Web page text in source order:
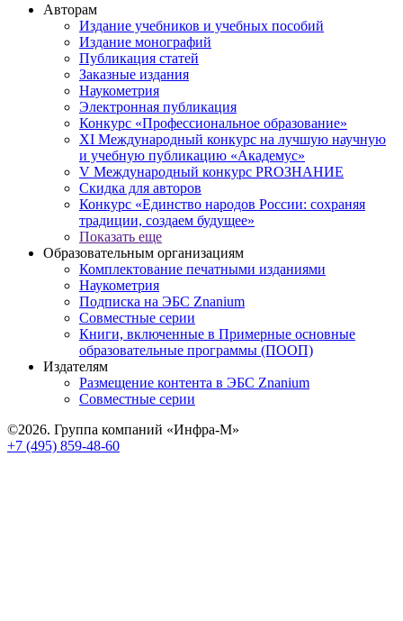
Авторам
Издание учебников и учебных пособий
Издание монографий
Публикация статей
Заказные издания
Наукометрия
Электронная публикация
Конкурс «Профессиональное образование»
XI Международный конкурс на лучшую научную
и учебную публикацию «Академус»
V Международный конкурс PROЗНАНИЕ
Скидка для авторов
Конкурс «Единство народов России: сохраняя
традиции, создаем будущее»
Показать еще
Образовательным организациям
Комплектование печатными изданиями
Наукометрия
Подписка на ЭБС Znanium
Совместные серии
Книги, включенные в Примерные основные
образовательные программы (ПООП)
Издателям
Размещение контента в ЭБС Znanium
Совместные серии
©2026. Группа компаний «Инфра-М»
+7 (495) 859-48-60